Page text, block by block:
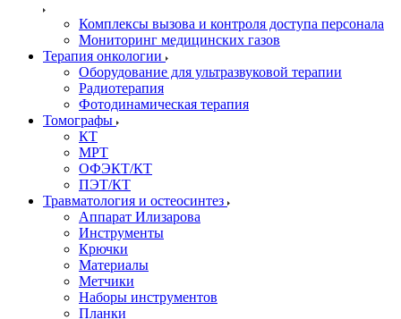
Комплексы вызова и контроля доступа персонала
Мониторинг медицинских газов
Терапия онкологии
Оборудование для ультразвуковой терапии
Радиотерапия
Фотодинамическая терапия
Томографы
КТ
МРТ
ОФЭКТ/КТ
ПЭТ/КТ
Травматология и остеосинтез
Аппарат Илизарова
Инструменты
Крючки
Материалы
Метчики
Наборы инструментов
Планки